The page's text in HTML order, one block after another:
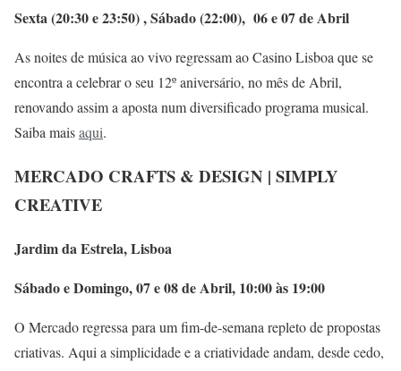
Sexta (20:30 e 23:50) , Sábado (22:00), 06 e 07 de Abril
As noites de música ao vivo regressam ao Casino Lisboa que se
encontra a celebrar o seu 12º aniversário, no mês de Abril,
renovando assim a aposta num diversificado programa musical.
Saiba maisaqui.
MERCADO CRAFTS & DESIGN | SIMPLY
CREATIVE
Jardim da Estrela, Lisboa
Sábado e Domingo, 07 e 08 de Abril, 10:00 às 19:00
O Mercado regressa para um fim-de-semana repleto de propostas
criativas. Aqui a simplicidade e a criatividade andam, desde cedo,